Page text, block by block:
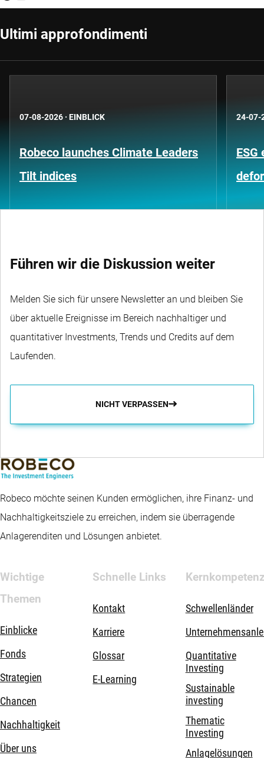
Ultimi approfondimenti
07-08-2026 · EINBLICK
Robeco launches Climate Leaders
Tilt indices
24-07-
Führen wir die Diskussion weiter
Melden Sie sich für unsere Newsletter an und bleiben Sie
über aktuelle Ereignisse im Bereich nachhaltiger und
quantitativer Investments, Trends und Credits auf dem
Laufenden.
NICHT VERPASSEN
Robeco möchte seinen Kunden ermöglichen, ihre Finanz- und
Nachhaltigkeitsziele zu erreichen, indem sie überragende
Anlagerenditen und Lösungen anbietet.
Wichtige
Themen
Einblicke
Fonds
Strategien
Chancen
Nachhaltigkeit
Über uns
Schnelle Links
Kontakt
Karriere
Glossar
E-Learning
Schwellenländer
Quantitative
Investing
Sustainable
investing
Thematic
Investing
Anlagelösungen